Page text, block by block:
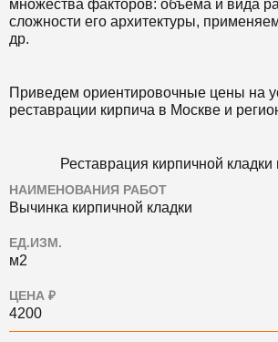
множества факторов: объема и вида
сложности его архитектуры,
др.
Приведем ориентировочные цены на
реставрации кирпича в Москве и
Реставрация кирпичной кладки
НАИМЕНОВАНИЯ РАБОТ
Вычинка кирпичной кладки
ЕД.ИЗМ.
м2
ЦЕНА ₽
4200